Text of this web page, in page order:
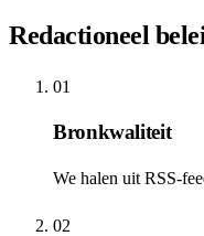
Redactioneel
01
Bronkwaliteit
We halen uit RSS-
02